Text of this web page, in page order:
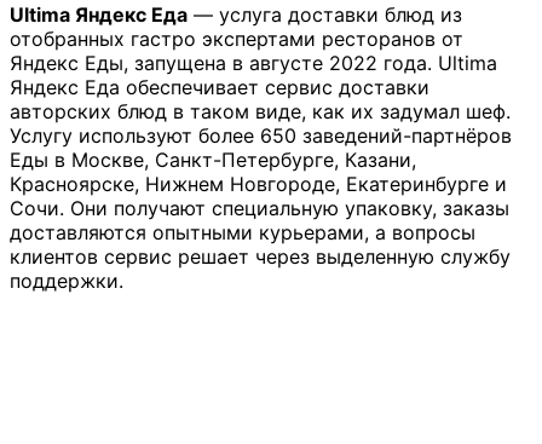
Ultima Яндекс Еда — услуга доставки блюд из
отобранных гастро экспертами ресторанов от
Яндекс Еды, запущена в августе 2022 года. Ultima
Яндекс Еда обеспечивает сервис доставки
авторских блюд в таком виде, как их задумал шеф.
Услугу используют более 650 заведений-партнёров
Еды в Москве, Санкт-Петербурге, Казани,
Красноярске, Нижнем Новгороде, Екатеринбурге и
Сочи. Они получают специальную упаковку, заказы
доставляются опытными курьерами, а вопросы
клиентов сервис решает через выделенную службу
поддержки.